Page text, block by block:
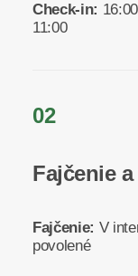
Check-in:
11:00
02
Fajčenie
Fajčenie: V
povolené